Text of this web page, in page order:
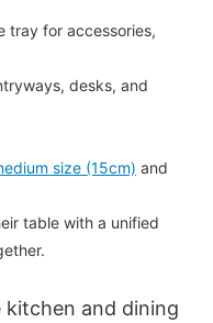
tray for accessories,
desks, and
size (15cm) and
table with a unified
and dining